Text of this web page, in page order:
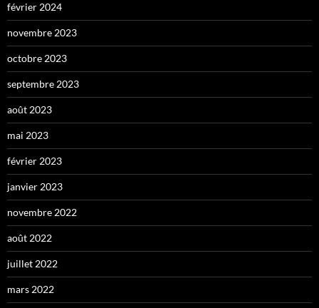
février 2024
novembre 2023
octobre 2023
septembre 2023
août 2023
mai 2023
février 2023
janvier 2023
novembre 2022
août 2022
juillet 2022
mars 2022